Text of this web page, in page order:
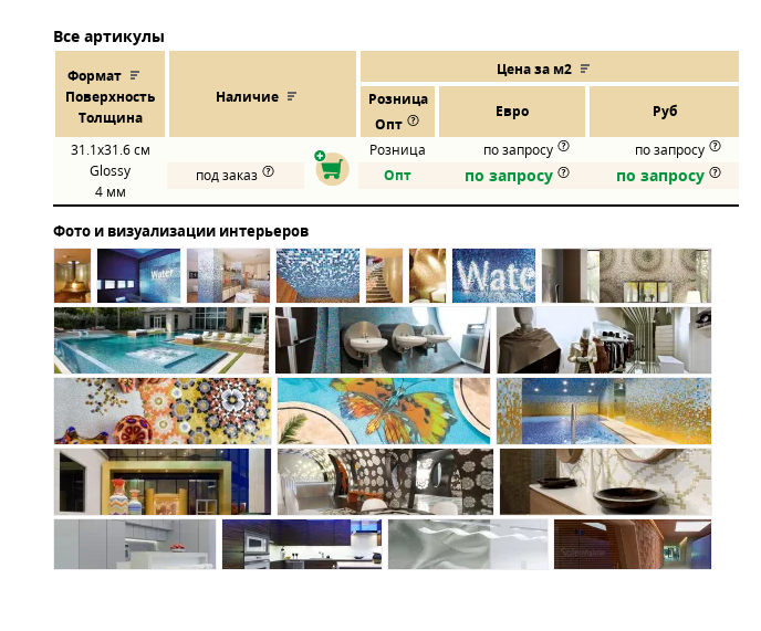
Все артикулы
Формат
Поверхность
Толщина
Наличие
Цена за м2
Розница
Евро Руб
Опт
31.1x31.6см
Glossy
4 мм
Розница по запросу
по запросу
под заказ
Опт по запросу по запросу
Фото и визуализации интерьеров